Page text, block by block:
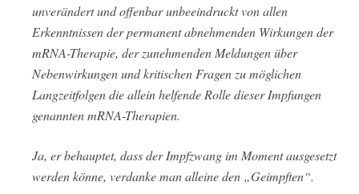
unverändert und offenbar unbeeindruckt von allen
Erkenntnissen der permanent abnehmenden Wirkungen der
mRNA-Therapie, der zunehmenden Meldungen über
Nebenwirkungen und kritischen Fragen zu möglichen
Langzeitfolgen die allein helfende Rolle dieser Impfungen
genannten mRNA-Therapien.
Ja, er behauptet, dass der Impfzwang im Moment ausgesetzt
werden könne, verdanke man alleine den „Geimpften“.